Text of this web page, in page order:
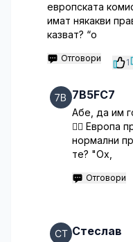
европската
имат някакви
казват? “о
Отговори 1
7B5FC7
Абе, да им
🤦‍♀️ Европа
нормални
те? "Ох,
Отговори
Стеслав